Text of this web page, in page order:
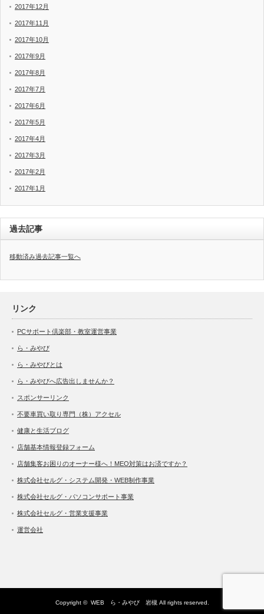
2017年12月
2017年11月
2017年10月
2017年9月
2017年8月
2017年7月
2017年6月
2017年5月
2017年4月
2017年3月
2017年2月
2017年1月
過去記事
移動済み過去記事一覧へ
リンク
PCサポート倶楽部・教室運営事業
ら・みやび
ら・みやびとは
ら・みやびへ広告出しませんか？
スポンサーリンク
不要車買い取り専門（株）アクセル
健康と生活ブログ
店舗基本情報登録フォーム
店舗集客お困りのオーナー様へ！MEO対策はお済ですか？
株式会社セルグ・システム開発・WEB制作事業
株式会社セルグ・パソコンサポート事業
株式会社セルグ・営業支援事業
運営会社
Copyright © WEB ら・みやび 岩槻 All rights reserved.